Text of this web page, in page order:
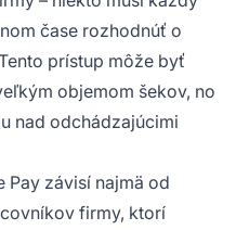
čase rozhodnúť o
prístup môže byť
objemom šekov, no
nad odchádzajúcimi
Pay závisí najmä od
firmy, ktorí